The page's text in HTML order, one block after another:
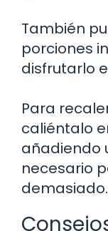
También
porciones
disfrutarlo
Para
caliéntalo
añadiendo
necesario
demasiado.